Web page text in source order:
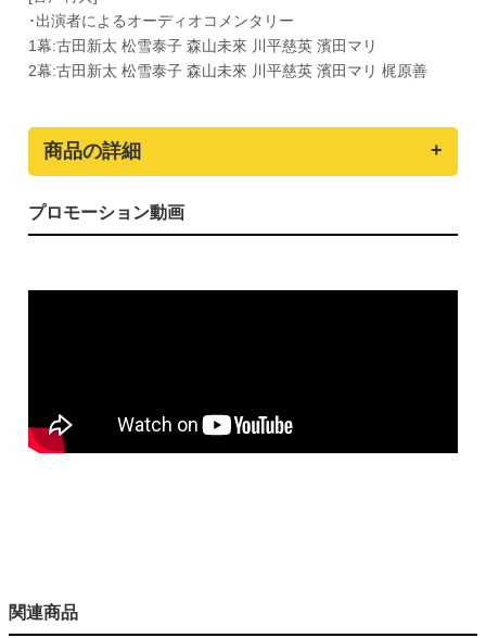
･出演者によるオーディオコメンタリー
1幕:古田新太 松雪泰子 森山未來 川平慈英 濱田マリ
2幕:古田新太 松雪泰子 森山未來 川平慈英 濱田マリ 梶原善
商品の詳細
プロモーション動画
関連商品